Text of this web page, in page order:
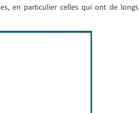
en particulier celles qui ont de longs